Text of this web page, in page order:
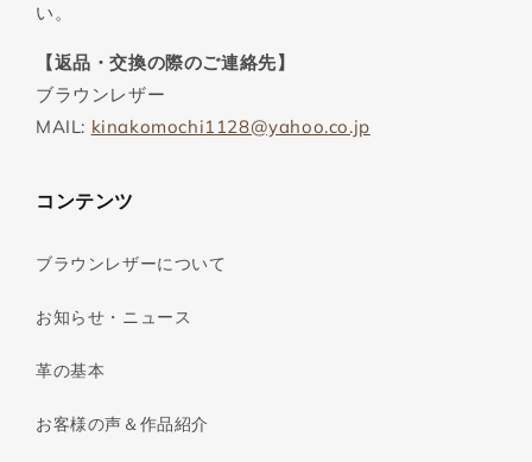
い。
【返品・交換の際のご連絡先】
ブラウンレザー
MAIL: kinakomochi1128@yahoo.co.jp
コンテンツ
ブラウンレザーについて
お知らせ・ニュース
革の基本
お客様の声＆作品紹介